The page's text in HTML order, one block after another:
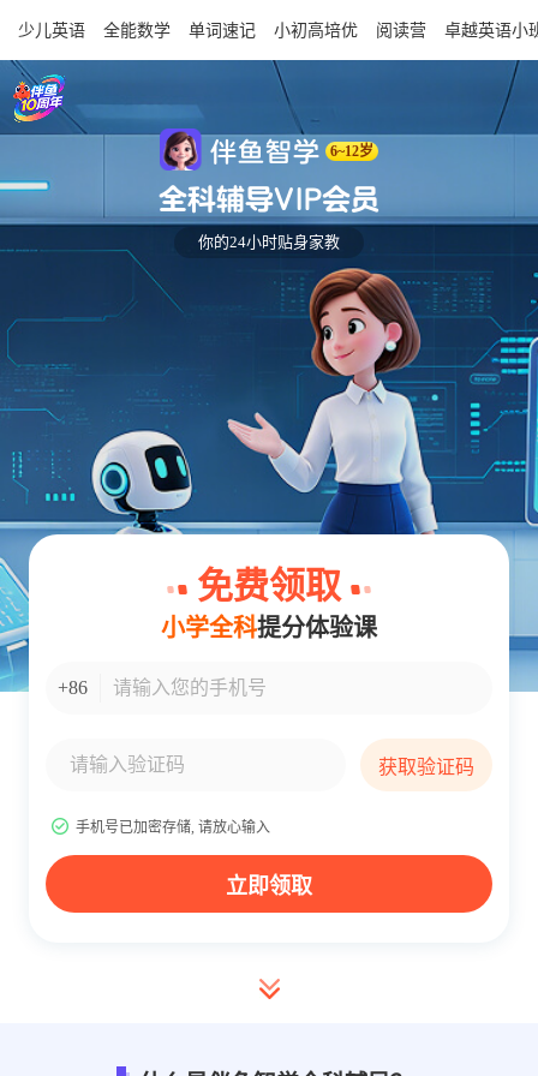
少儿英语 全能数学 单词速记 小初高培优 阅读营 卓越英语小
伴鱼智学 6~12岁
全科辅导VIP会员
你的24小时贴身家教
免费领取
小学全科提分体验课
手机号码输入
+86
验证码输入
获取验证码
手机号已加密存储, 请放心输入
立即领取